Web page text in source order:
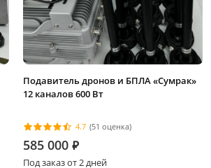
Подавитель дронов и БПЛА «Сумрак»
12 каналов 600 Вт
4.7 (51 оценка)
585 000 ⃏
Под заказ от 2 дней